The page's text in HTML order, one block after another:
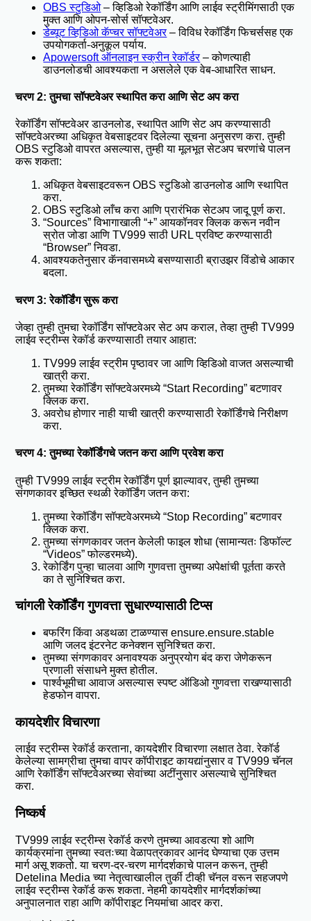
OBS स्टुडिओ– व्हिडिओ रेकॉर्डिंग आणि लाईव स्ट्रीमिंगसाठी एक
मुक्त आणि ओपन-सोर्स सॉफ्टवेअर.
डेब्यूट व्हिडिओ कॅप्चर सॉफ्टवेअर– विविध रेकॉर्डिंग फिचर्ससह एक
उपयोगकर्ता-अनुकूल पर्याय.
Apowersoft ऑनलाइन स्क्रीन रेकॉर्डर– कोणत्याही
डाउनलोडची आवश्यकता न असलेले एक वेब-आधारित साधन.
चरण 2: तुमचा सॉफ्टवेअर स्थापित करा आणि सेट अप करा
रेकॉर्डिंग सॉफ्टवेअर डाउनलोड, स्थापित आणि सेट अप करण्यासाठी
सॉफ्टवेअरच्या अधिकृत वेबसाइटवर दिलेल्या सूचना अनुसरण करा. तुम्ही
OBS स्टुडिओ वापरत असल्यास, तुम्ही या मूलभूत सेटअप चरणांचे पालन
करू शकता:
अधिकृत वेबसाइटवरून OBS स्टुडिओ डाउनलोड आणि स्थापित
करा.
OBS स्टुडिओ लाँच करा आणि प्रारंभिक सेटअप जादू पूर्ण करा.
“Sources” विभागाखाली “+” आयकॉनवर क्लिक करून नवीन
स्रोत जोडा आणि TV999 साठी URL प्रविष्ट करण्यासाठी
“Browser” निवडा.
आवश्यकतेनुसार कॅनवासमध्ये बसण्यासाठी ब्राउझर विंडोचे आकार
बदला.
चरण 3: रेकॉर्डिंग सुरू करा
जेव्हा तुम्ही तुमचा रेकॉर्डिंग सॉफ्टवेअर सेट अप कराल, तेव्हा तुम्हीTV999
लाईव स्ट्रीम्स रेकॉर्डकरण्यासाठी तयार आहात:
TV999 लाईव स्ट्रीम पृष्ठावर जा आणि व्हिडिओ वाजत असल्याची
खात्री करा.
तुमच्या रेकॉर्डिंग सॉफ्टवेअरमध्ये “Start Recording” बटणावर
क्लिक करा.
अवरोध होणार नाही याची खात्री करण्यासाठी रेकॉर्डिंगचे निरीक्षण
करा.
चरण 4: तुमच्या रेकॉर्डिंगचे जतन करा आणि प्रवेश करा
तुम्ही TV999 लाईव स्ट्रीम रेकॉर्डिंग पूर्ण झाल्यावर, तुम्ही तुमच्या
संगणकावर इच्छित स्थळी रेकॉर्डिंग जतन करा:
तुमच्या रेकॉर्डिंग सॉफ्टवेअरमध्ये “Stop Recording” बटणावर
क्लिक करा.
तुमच्या संगणकावर जतन केलेली फाइल शोधा (सामान्यतः डिफॉल्ट
“Videos” फोल्डरमध्ये).
रेकोर्डिंग पुन्हा चालवा आणि गुणवत्ता तुमच्या अपेक्षांची पूर्तता करते
का ते सुनिश्चित करा.
चांगली रेकॉर्डिंग गुणवत्ता सुधारण्यासाठी टिप्स
बफरिंग किंवा अडथळा टाळण्यास ensure.ensure.stable
आणि जलद इंटरनेट कनेक्शन सुनिश्चित करा.
तुमच्या संगणकावर अनावश्यक अनुप्रयोग बंद करा जेणेकरून
प्रणाली संसाधने मुक्त होतील.
पार्श्वभूमीचा आवाज असल्यास स्पष्ट ऑडिओ गुणवत्ता राखण्यासाठी
हेडफोन वापरा.
कायदेशीर विचारणा
लाईव स्ट्रीम्स रेकॉर्ड करताना, कायदेशीर विचारणा लक्षात ठेवा. रेकॉर्ड
केलेल्या सामग्रीचा तुमचा वापर कॉपीराइट कायद्यांनुसार व TV999 चॅनल
आणि रेकॉर्डिंग सॉफ्टवेअरच्या सेवांच्या अटींनुसार असल्याचे सुनिश्चित
करा.
निष्कर्ष
TV999 लाईव स्ट्रीम्स रेकॉर्ड करणे तुमच्या आवडत्या शो आणि
कार्यक्रमांना तुमच्या स्वतःच्या वेळापत्रकावर आनंद घेण्याचा एक उत्तम
मार्ग असू शकतो. या चरण-दर-चरण मार्गदर्शकाचे पालन करून, तुम्ही
Detelina Media च्या नेतृत्वाखालील तुर्की टीव्ही चॅनल वरून सहजपणे
लाईव स्ट्रीम्स रेकॉर्ड करू शकता. नेहमी कायदेशीर मार्गदर्शकांच्या
अनुपालनात राहा आणि कॉपीराइट नियमांचा आदर करा.